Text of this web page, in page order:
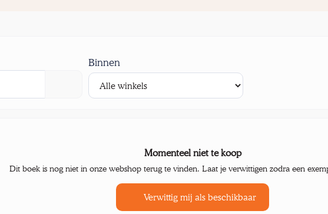
Binnen
Momenteel niet te koop
Dit boek is nog niet in onze webshop terug te vinden. Laat je verwittigen zodra een
Verwittig mij als beschikbaar